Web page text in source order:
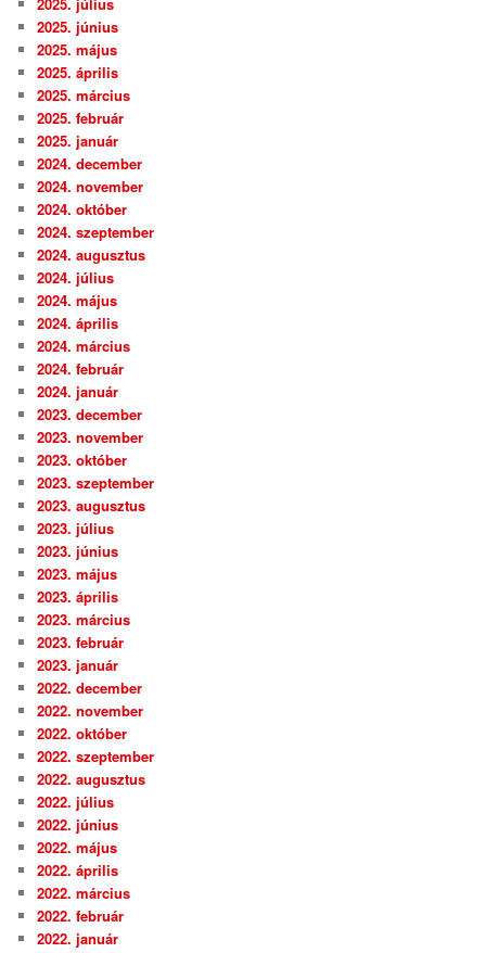
2025. június
2025. május
2025. április
2025. március
2025. február
2025. január
2024. december
2024. november
2024. október
2024. szeptember
2024. augusztus
2024. július
2024. május
2024. április
2024. március
2024. február
2024. január
2023. december
2023. november
2023. október
2023. szeptember
2023. augusztus
2023. július
2023. június
2023. május
2023. április
2023. március
2023. február
2023. január
2022. december
2022. november
2022. október
2022. szeptember
2022. augusztus
2022. július
2022. június
2022. május
2022. április
2022. március
2022. február
2022. január